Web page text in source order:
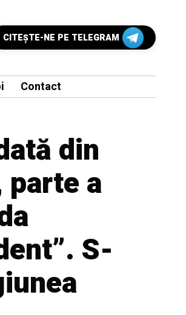
CITEŞTE-NE PE TELEGRAM
Contact
din
a
S-